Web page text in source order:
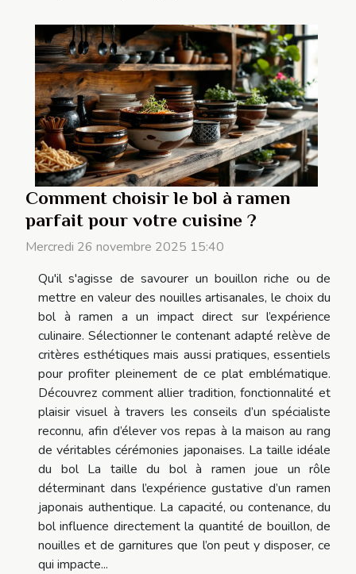
Comment choisir le bol à ramen
parfait pour votre cuisine ?
Mercredi 26 novembre 2025 15:40
Qu'il s'agisse de savourer un bouillon riche ou de
mettre en valeur des nouilles artisanales, le choix du
bol à ramen a un impact direct sur l’expérience
culinaire. Sélectionner le contenant adapté relève de
critères esthétiques mais aussi pratiques, essentiels
pour profiter pleinement de ce plat emblématique.
Découvrez comment allier tradition, fonctionnalité et
plaisir visuel à travers les conseils d’un spécialiste
reconnu, afin d’élever vos repas à la maison au rang
de véritables cérémonies japonaises. La taille idéale
du bol La taille du bol à ramen joue un rôle
déterminant dans l’expérience gustative d’un ramen
japonais authentique. La capacité, ou contenance, du
bol influence directement la quantité de bouillon, de
nouilles et de garnitures que l’on peut y disposer, ce
qui impacte...